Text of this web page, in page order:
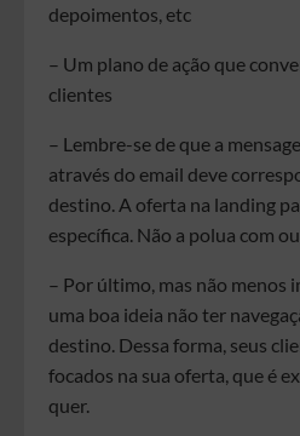
depoimentos, etc
– Um plano de ação que
clientes
– Lembre-se de que a
através do email deve
destino. A oferta na landing
específica. Não a polua com
– Por último, mas não menos
uma boa ideia não ter
destino. Dessa forma, seus
focados na sua oferta, que é
quer.